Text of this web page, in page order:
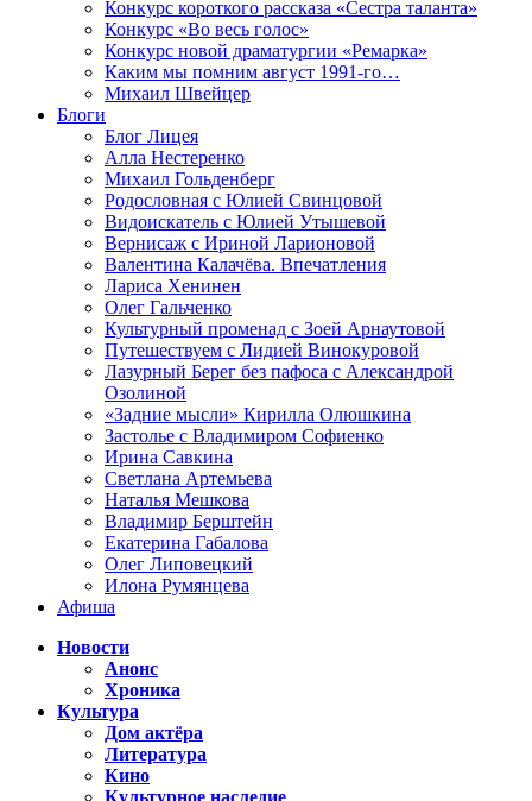
Конкурс короткого рассказа «Сестра таланта»
Конкурс «Во весь голос»
Конкурс новой драматургии «Ремарка»
Каким мы помним август 1991-го…
Михаил Швейцер
Блоги
Блог Лицея
Алла Нестеренко
Михаил Гольденберг
Родословная с Юлией Свинцовой
Видоискатель с Юлией Утышевой
Вернисаж с Ириной Ларионовой
Валентина Калачёва. Впечатления
Лариса Хенинен
Олег Гальченко
Культурный променад с Зоей Арнаутовой
Путешествуем с Лидией Винокуровой
Лазурный Берег без пафоса с Александрой
Озолиной
«Задние мысли» Кирилла Олюшкина
Застолье с Владимиром Софиенко
Ирина Савкина
Светлана Артемьева
Наталья Мешкова
Владимир Берштейн
Екатерина Габалова
Олег Липовецкий
Илона Румянцева
Афиша
Новости
Анонс
Хроника
Культура
Дом актёра
Литература
Кино